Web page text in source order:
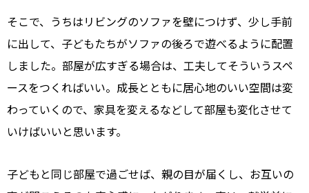
そこで、うちはリビングのソファを壁につけず、少し手前
に出して、子どもたちがソファの後ろで遊べるように配置
しました。部屋が広すぎる場合は、工夫してそういうスペ
ースをつくればいい。成長とともに居心地のいい空間は変
わっていくので、家具を変えるなどして部屋も変化させて
いけばいいと思います。
子どもと同じ部屋で過ごせば、親の目が届くし、お互いの